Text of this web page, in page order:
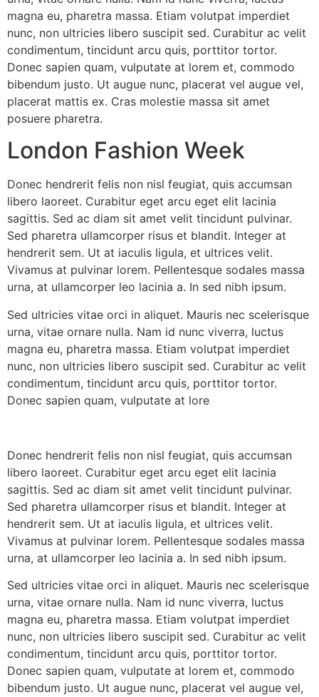
magna eu, pharetra massa. Etiam volutpat imperdiet
nunc, non ultricies libero suscipit sed. Curabitur ac velit
condimentum, tincidunt arcu quis, porttitor tortor.
Donec sapien quam, vulputate at lorem et, commodo
bibendum justo. Ut augue nunc, placerat vel augue vel,
placerat mattis ex. Cras molestie massa sit amet
posuere pharetra.
London Fashion Week
Donec hendrerit felis non nisl feugiat, quis accumsan
libero laoreet. Curabitur eget arcu eget elit lacinia
sagittis. Sed ac diam sit amet velit tincidunt pulvinar.
Sed pharetra ullamcorper risus et blandit. Integer at
hendrerit sem. Ut at iaculis ligula, et ultrices velit.
Vivamus at pulvinar lorem. Pellentesque sodales massa
urna, at ullamcorper leo lacinia a. In sed nibh ipsum.
Sed ultricies vitae orci in aliquet. Mauris nec scelerisque
urna, vitae ornare nulla. Nam id nunc viverra, luctus
magna eu, pharetra massa. Etiam volutpat imperdiet
nunc, non ultricies libero suscipit sed. Curabitur ac velit
condimentum, tincidunt arcu quis, porttitor tortor.
Donec sapien quam, vulputate at lore
Donec hendrerit felis non nisl feugiat, quis accumsan
libero laoreet. Curabitur eget arcu eget elit lacinia
sagittis. Sed ac diam sit amet velit tincidunt pulvinar.
Sed pharetra ullamcorper risus et blandit. Integer at
hendrerit sem. Ut at iaculis ligula, et ultrices velit.
Vivamus at pulvinar lorem. Pellentesque sodales massa
urna, at ullamcorper leo lacinia a. In sed nibh ipsum.
Sed ultricies vitae orci in aliquet. Mauris nec scelerisque
urna, vitae ornare nulla. Nam id nunc viverra, luctus
magna eu, pharetra massa. Etiam volutpat imperdiet
nunc, non ultricies libero suscipit sed. Curabitur ac velit
condimentum, tincidunt arcu quis, porttitor tortor.
Donec sapien quam, vulputate at lorem et, commodo
bibendum justo. Ut augue nunc, placerat vel augue vel,